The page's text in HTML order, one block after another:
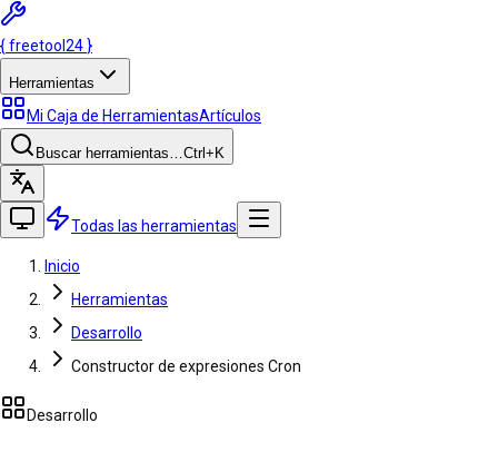
{freetool 24 }
Herramientas
Mi Caja de HerramientasArtículos
Buscar herramientas…Ctrl +K
Todas las herramientas
Inicio
Herramientas
Desarrollo
Constructor de expresiones Cron
Desarrollo